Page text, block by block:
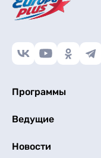
Программы
Ведущие
Новости